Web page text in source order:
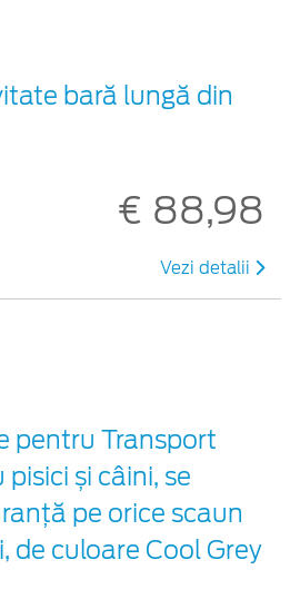
bară lungă din
€ 88,98
Vezi detalii
pentru Transport
și câini, se
pe orice scaun
de culoare Cool Grey